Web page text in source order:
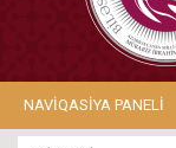
NAVIQASIYA PANELI